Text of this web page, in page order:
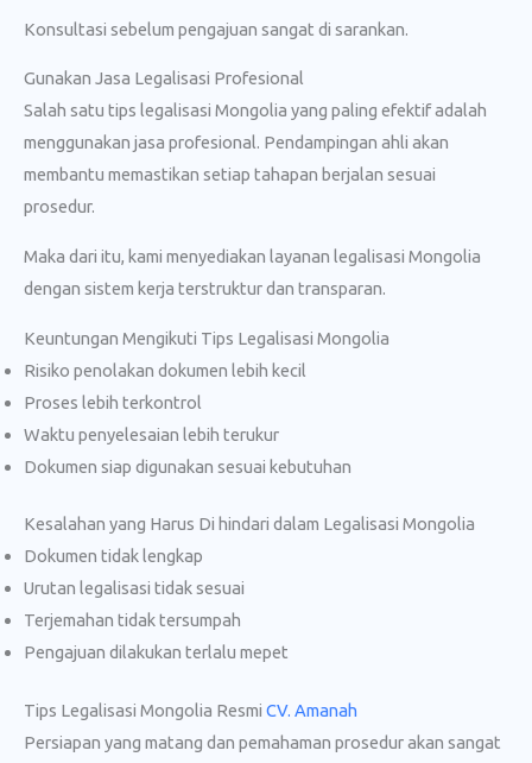
Konsultasi sebelum pengajuan sangat di sarankan.
Gunakan Jasa Legalisasi Profesional
Salah satu tips legalisasi Mongolia yang paling efektif adalah
menggunakan jasa profesional. Pendampingan ahli akan
membantu memastikan setiap tahapan berjalan sesuai
prosedur.
Maka dari itu, kami menyediakan layanan legalisasi Mongolia
dengan sistem kerja terstruktur dan transparan.
Keuntungan Mengikuti Tips Legalisasi Mongolia
Risiko penolakan dokumen lebih kecil
Proses lebih terkontrol
Waktu penyelesaian lebih terukur
Dokumen siap digunakan sesuai kebutuhan
Kesalahan yang Harus Di hindari dalam Legalisasi Mongolia
Dokumen tidak lengkap
Urutan legalisasi tidak sesuai
Terjemahan tidak tersumpah
Pengajuan dilakukan terlalu mepet
Tips Legalisasi Mongolia Resmi CV. Amanah
Persiapan yang matang dan pemahaman prosedur akan sangat